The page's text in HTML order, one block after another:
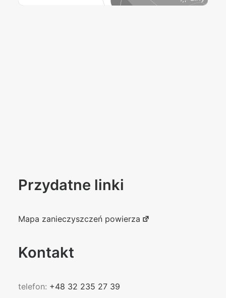
Przydatne linki
Mapa zanieczyszczeń powierza
Kontakt
telefon: +48 32 235 27 39